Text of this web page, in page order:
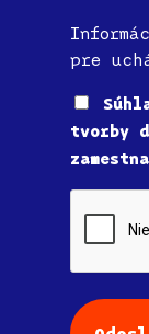
pre
Súhlas
tvorby